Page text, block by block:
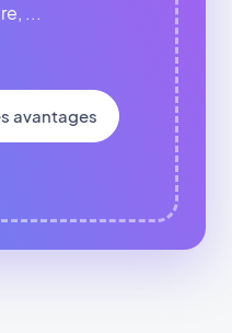
...
avantages